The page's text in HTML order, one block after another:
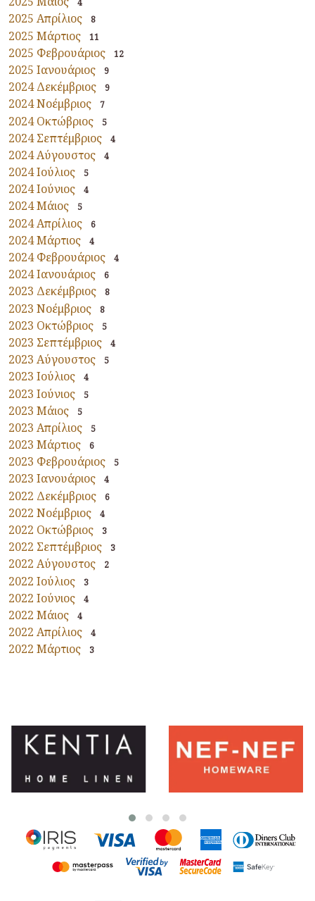
4
2025 Απρίλιος 8
2025 Μάρτιος 11
2025 Φεβρουάριος 12
2025 Ιανουάριος 9
2024 Δεκέμβριος 9
2024 Νοέμβριος 7
2024 Οκτώβριος 5
2024 Σεπτέμβριος 4
2024 Αύγουστος 4
2024 Ιούλιος 5
2024 Ιούνιος 4
2024 Μάιος 5
2024 Απρίλιος 6
2024 Μάρτιος 4
2024 Φεβρουάριος 4
2024 Ιανουάριος 6
2023 Δεκέμβριος 8
2023 Νοέμβριος 8
2023 Οκτώβριος 5
2023 Σεπτέμβριος 4
2023 Αύγουστος 5
2023 Ιούλιος 4
2023 Ιούνιος 5
2023 Μάιος 5
2023 Απρίλιος 5
2023 Μάρτιος 6
2023 Φεβρουάριος 5
2023 Ιανουάριος 4
2022 Δεκέμβριος 6
2022 Νοέμβριος 4
2022 Οκτώβριος 3
2022 Σεπτέμβριος 3
2022 Αύγουστος 2
2022 Ιούλιος 3
2022 Ιούνιος 4
2022 Μάιος 4
2022 Απρίλιος 4
2022 Μάρτιος 3